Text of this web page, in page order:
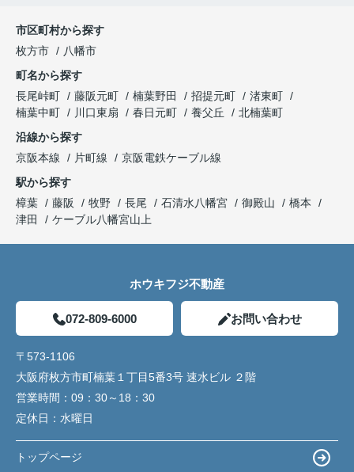
市区町村から探す
枚方市
八幡市
町名から探す
長尾峠町
藤阪元町 楠葉野田 招提元町
渚東町
楠葉中町
川口東扇 春日元町 養父丘
北楠葉町
沿線から探す
京阪本線
片町線
京阪電鉄ケーブル線
駅から探す
樟葉
藤阪 牧野 長尾 石清水八幡宮 御殿山
橋本
津田
ケーブル八幡宮山上
ホウキフジ不動産
072-809-6000 お問い合わせ
〒573-1106
大阪府枚方市町楠葉１丁目5番3号 速水ビル ２階
営業時間： 09：30～18：30
定休日： 水曜日
トップページ